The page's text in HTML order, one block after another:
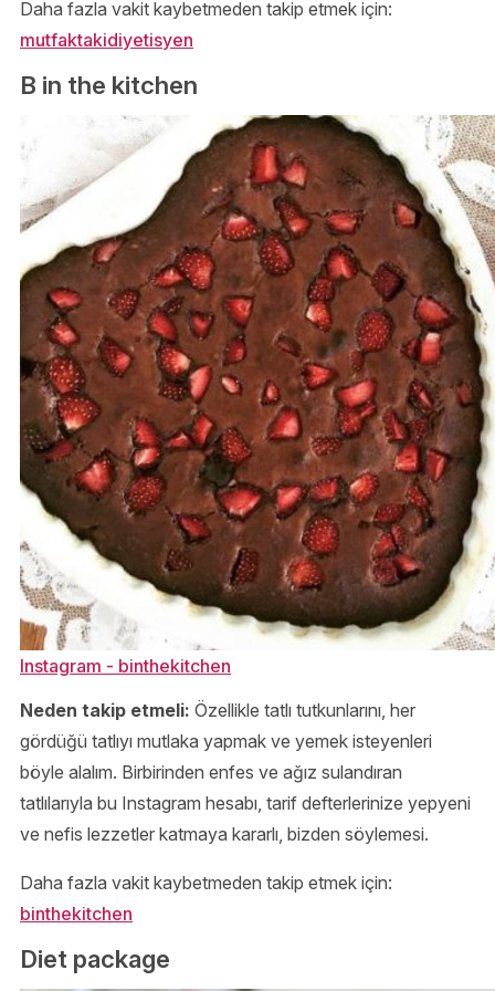
Daha fazla vakit kaybetmeden takip etmek için:
mutfaktakidiyetisyen
B in the kitchen
Instagram - binthekitchen
Neden takip etmeli: Özellikle tatlı tutkunlarını, her
gördüğü tatlıyı mutlaka yapmak ve yemek isteyenleri
böyle alalım. Birbirinden enfes ve ağız sulandıran
tatlılarıyla bu Instagram hesabı, tarif defterlerinize yepyeni
ve nefis lezzetler katmaya kararlı, bizden söylemesi.
Daha fazla vakit kaybetmeden takip etmek için:
binthekitchen
Diet package